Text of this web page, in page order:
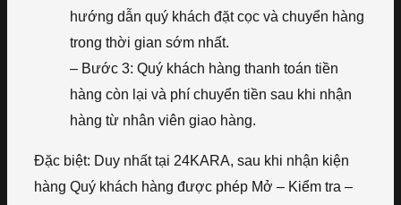
hướng dẫn quý khách đặt cọc và chuyển hàng
trong thời gian sớm nhất.
– Bước 3: Quý khách hàng thanh toán tiền
hàng còn lại và phí chuyển tiền sau khi nhận
hàng từ nhân viên giao hàng.
Đặc biệt: Duy nhất tại 24KARA, sau khi nhận kiện
hàng Quý khách hàng được phép Mở – Kiểm tra –